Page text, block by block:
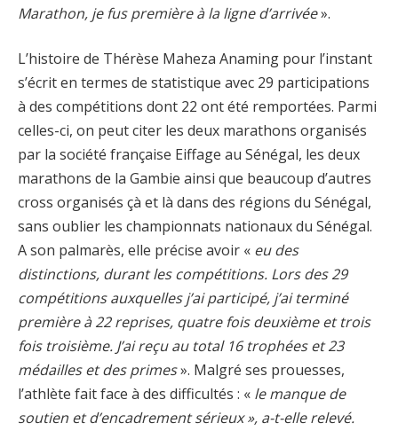
Marathon, je fus première à la ligne d’arrivée».
L’histoire de Thérèse Maheza Anaming pour l’instant
s’écrit en termes de statistique avec 29 participations
à des compétitions dont 22 ont été remportées. Parmi
celles-ci, on peut citer les deux marathons organisés
par la société française Eiffage au Sénégal, les deux
marathons de la Gambie ainsi que beaucoup d’autres
cross organisés çà et là dans des régions du Sénégal,
sans oublier les championnats nationaux du Sénégal.
A son palmarès, elle précise avoir « eu des
distinctions, durant les compétitions. Lors des 29
compétitions auxquelles j’ai participé, j’ai terminé
première à 22 reprises, quatre fois deuxième et trois
fois troisième. J’ai reçu au total 16 trophées et 23
médailles et des primes». Malgré ses prouesses,
l’athlète fait face à des difficultés : « le manque de
soutien et d’encadrement sérieux », a-t-elle relevé.